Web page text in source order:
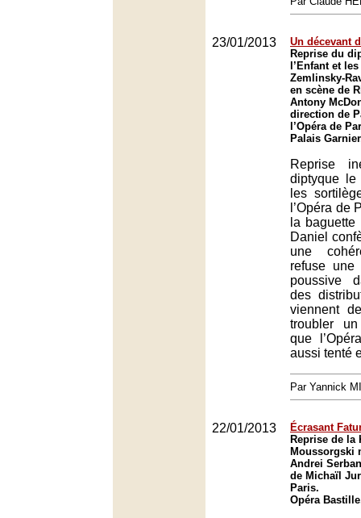
23/01/2013
Un décevant
Reprise du
l’Enfant et
Zemlinsky-
en scène de
Antony
direction de
l’Opéra de
Palais
Reprise
diptyque le
les
l’Opéra de
la
Daniel
une
refuse
poussive
des
viennent
troubler un
que
aussi tenté
Par Yannick
22/01/2013
Écrasant
Reprise de la
Moussorgski
Andrei
de Michaïl
Paris.
Opéra